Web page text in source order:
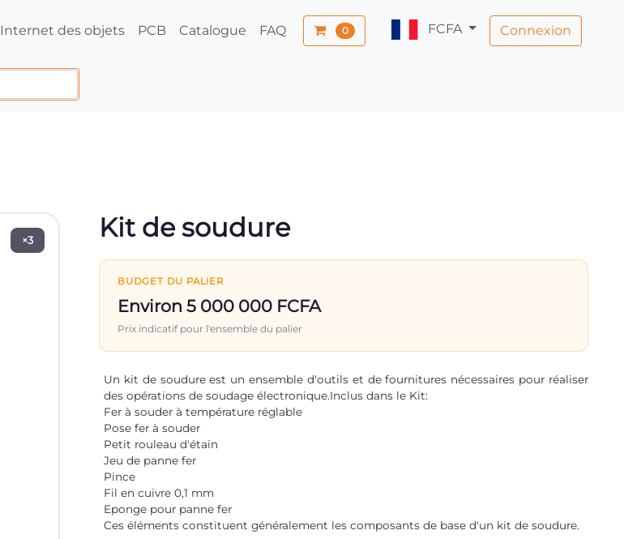
Internet des objets PCB Catalogue FAQ 0 FCFA Connexion
×3 Kit de soudure
BUDGET DU PALIER
Environ 5 000 000 FCFA
Prix indicatif pour l'ensemble du palier
Un kit de soudure est un ensemble d'outils et de fournitures nécessaires pour réaliser
des opérations de soudage électronique.Inclus dans le Kit:
Fer à souder à température réglable
Pose fer à souder
Petit rouleau d'étain
Jeu de panne fer
Pince
Fil en cuivre 0,1 mm
Eponge pour panne fer
Ces éléments constituent généralement les composants de base d'un kit de soudure.